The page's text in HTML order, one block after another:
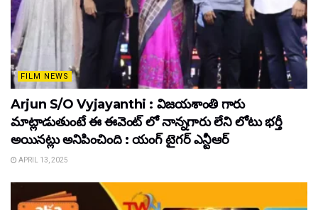
FILM NEWS
Arjun S/O Vyjayanthi : విజయశాంతి గారు
మాట్లాడుతుంటే ఈ ఈవెంట్ లో నాన్నగారు లేని లోటు భర్తీ
అయినట్లు అనిపించింది : యంగ్ టైగర్ ఎన్టీఆర్
APRIL 13, 2025